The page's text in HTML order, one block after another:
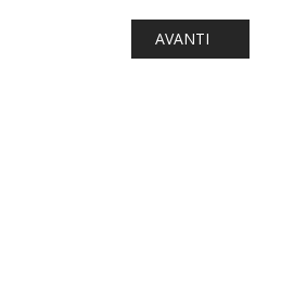
FERROVIE: DAL 15 GIUGNO
ARTICOLO
AVANTI